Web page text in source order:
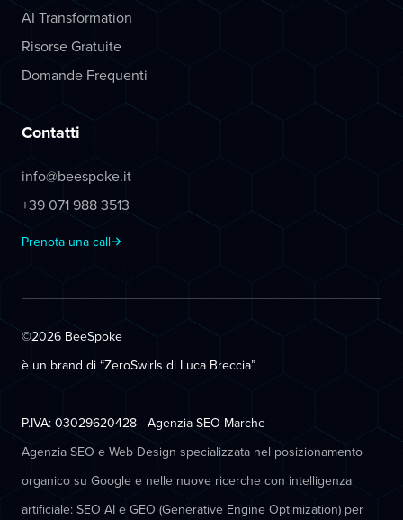
AI Transformation
Risorse Gratuite
Domande Frequenti
Contatti
info@beespoke.it
+39 071 988 3513
Prenota una call
©2026 BeeSpoke
è un brand di “ZeroSwirls di Luca Breccia”
P.IVA: 03029620428 - Agenzia SEO Marche
Agenzia SEO e Web Design specializzata nel posizionamento
organico su Google e nelle nuove ricerche con intelligenza
artificiale: SEO AI e GEO (Generative Engine Optimization) per